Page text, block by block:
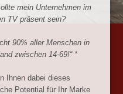
Wir haben die Antworten!
auf IhreKontaktaufnahme
nationales Fernsehen
als
aus den 12,5 Mio.
Sie ansteuern, wo Sie
finden!“